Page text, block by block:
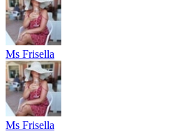
Ms Frisella
Ms Frisella